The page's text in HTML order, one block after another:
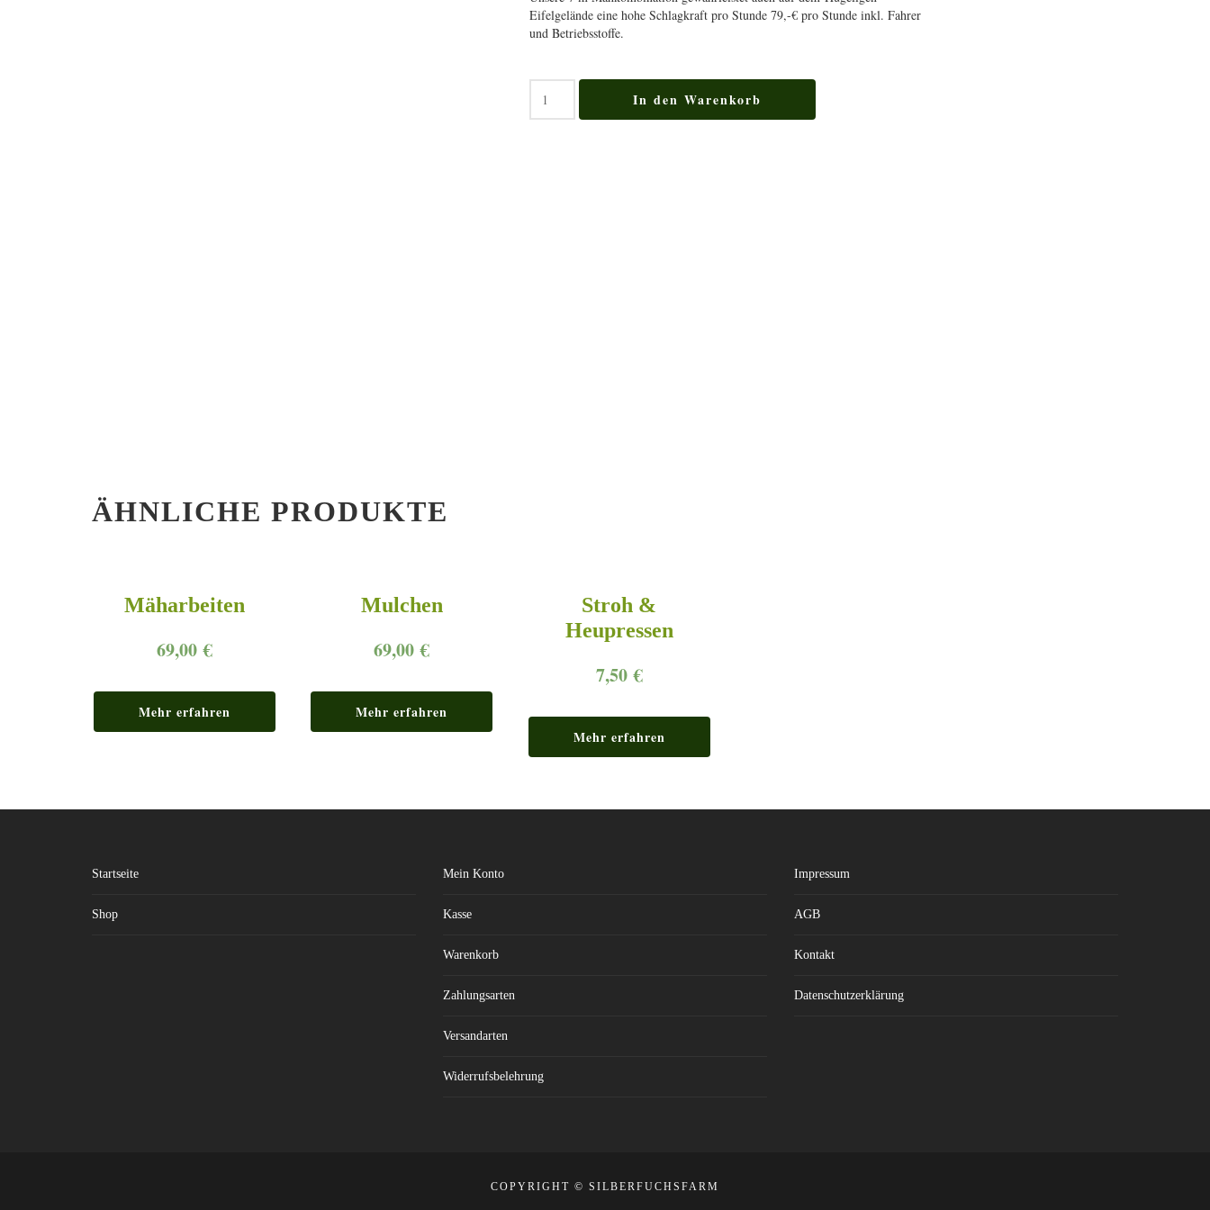
Eifelgelände eine hohe Schlagkraft pro Stunde 79,-€ pro Stunde inkl. Fahrer
und Betriebsstoffe.
Transportarbeiten
Menge
In den Warenkorb
ÄHNLICHE PRODUKTE
Mäharbeiten
69,00€
Mehr erfahren
Mulchen
69,00€
Mehr erfahren
Stroh &
Heupressen
7,50€
Mehr erfahren
Startseite
Shop
Mein Konto
Kasse
Warenkorb
Zahlungsarten
Versandarten
Widerrufsbelehrung
Impressum
AGB
Kontakt
Datenschutzerklärung
COPYRIGHT © SILBERFUCHSFARM